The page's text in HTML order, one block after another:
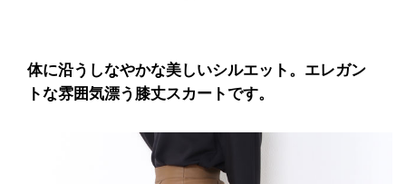
体に沿うしなやかな美しいシルエット。エレガン
トな雰囲気漂う膝丈スカートです。